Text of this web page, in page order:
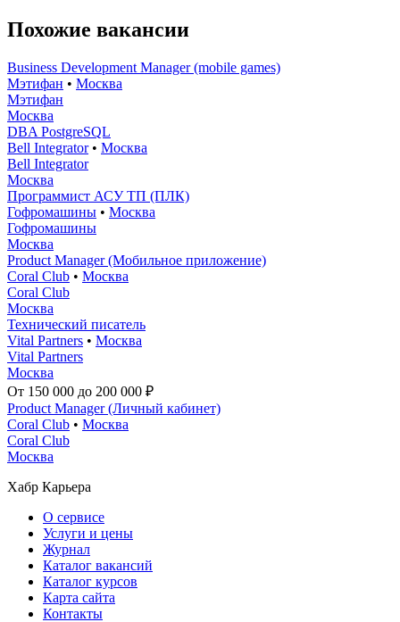
Похожие вакансии
Business Development Manager (mobile games)
Мэтифан • Москва
Мэтифан
Москва
DBA PostgreSQL
Bell Integrator• Москва
Bell Integrator
Москва
Программист АСУ ТП (ПЛК)
Гофромашины • Москва
Гофромашины
Москва
Product Manager (Мобильное приложение)
Coral Club • Москва
Coral Club
Москва
Технический писатель
Vital Partners • Москва
Vital Partners
Москва
От 150 000 до 200 000 ₽
Product Manager (Личный кабинет)
Coral Club • Москва
Coral Club
Москва
Хабр Карьера
О сервисе
Услуги и цены
Журнал
Каталог вакансий
Каталог курсов
Карта сайта
Контакты